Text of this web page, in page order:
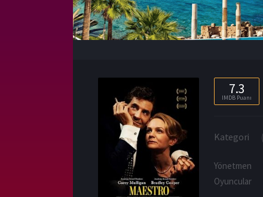
7.3
IMDB Puanı
Kategori
Yönetmen
Oyuncular